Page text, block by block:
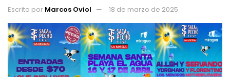
Escrito por Marcos Oviol 18 de marzo de 2025